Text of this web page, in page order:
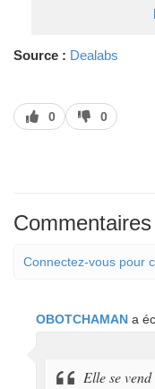
Source : Dealabs
J’aime
0
J’aime
pas
0
Commentaires
Connectez-vous pour
OBOTCHAMAN a
Elle se